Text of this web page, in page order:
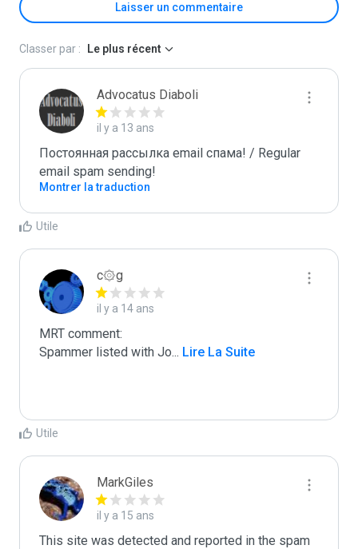
Laisser un commentaire
Classer par : Le plus récent
Advocatus Diaboli
il y a 13 ans
Постоянная рассылка email спама! / Regular
email spam sending!
Montrer la traduction
Utile
c۞g
il y a 14 ans
MRT comment:
Spammer listed with Jo... Lire La Suite
Utile
MarkGiles
il y a 15 ans
This site was detected and reported in the spam